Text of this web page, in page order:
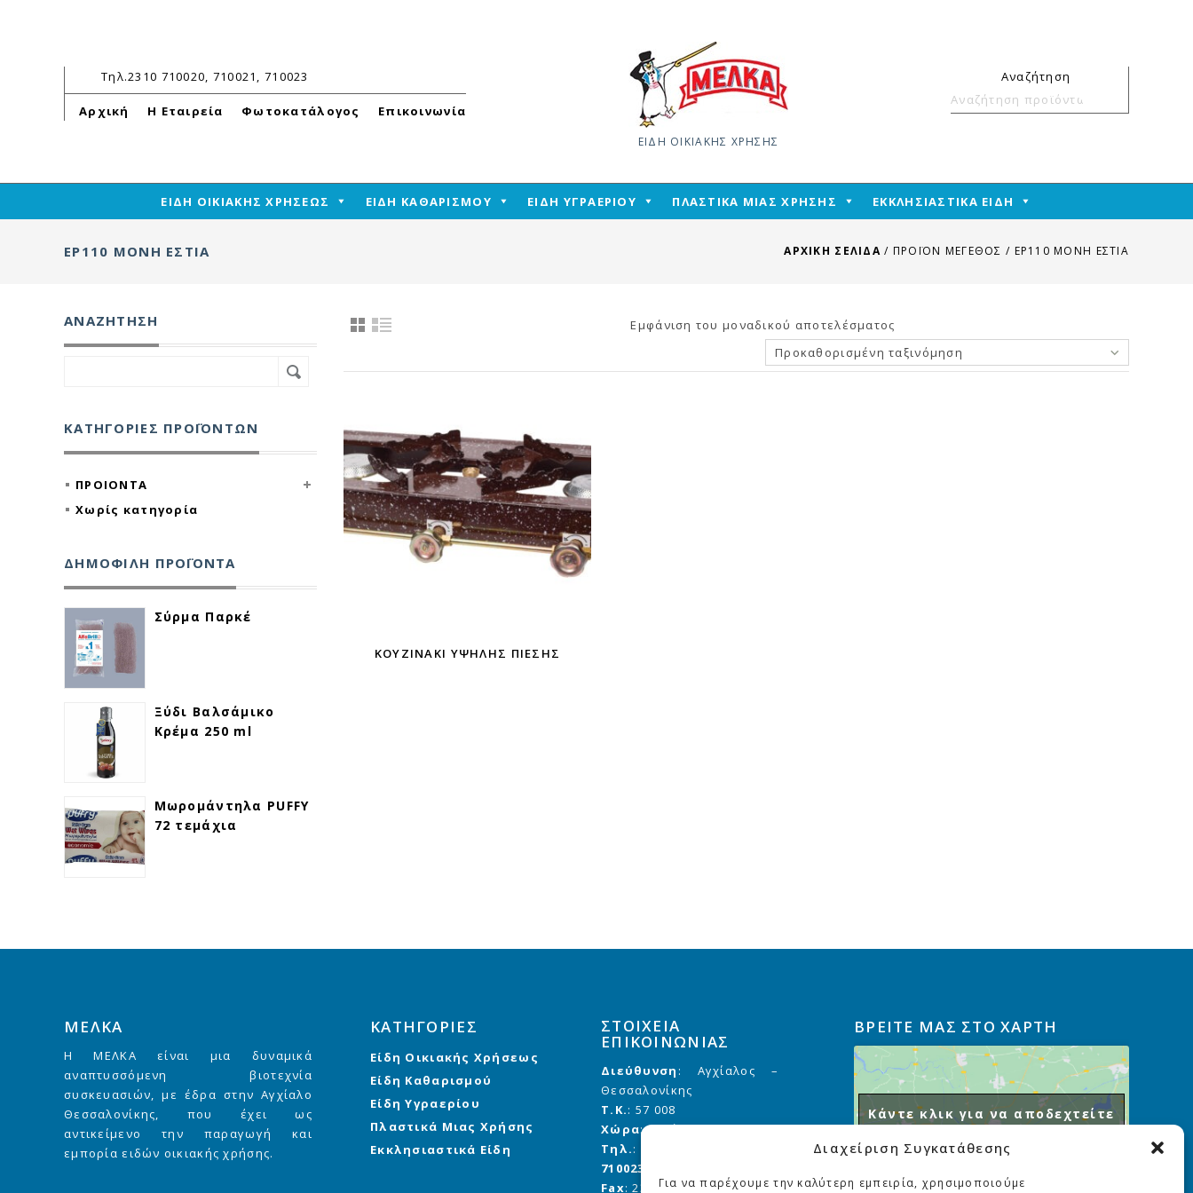
Διαχείριση Συγκατάθεσης
Για να παρέχουμε την καλύτερη εμπειρία, χρησιμοποιούμε
Τηλ.2310 710020, 710021, 710023
Αρχική Η Εταιρεία Φωτοκατάλογος Επικοινωνία
ΕΙΔΗ ΟΙΚΙΑΚΗΣ ΧΡΗΣΗΣ
Αναζήτηση
Αναζήτηση
για:
ΕΙΔΗ ΟΙΚΙΑΚΗΣ ΧΡΗΣΕΩΣ ΕΙΔΗ ΚΑΘΑΡΙΣΜΟΥ ΕΙΔΗ ΥΓΡΑΕΡΙΟΥ ΠΛΑΣΤΙΚΑ ΜΙΑΣ ΧΡΗΣΗΣ ΕΚΚΛΗΣΙΑΣΤΙΚΑ ΕΙΔΗ
ΕΡ110 ΜΟΝΉ ΕΣΤΊΑ ΑΡΧΙΚΉ ΣΕΛΊΔΑ/ ΠΡΟΪΌΝ ΜΕΓΕΘΟΣ / ΕΡ110 ΜΟΝΉ ΕΣΤΊΑ
Εμφάνιση του μοναδικού αποτελέσματος
Προκαθορισμένη ταξινόμηση
ΚΟΥΖΙΝΆΚΙ ΥΨΗΛΉΣ ΠΊΕΣΗΣ
ΑΝΑΖΉΤΗΣΗ
ΚΑΤΗΓΟΡΊΕΣ ΠΡΟΪΌΝΤΩΝ
ΠΡΟΙΟΝΤΑ
Χωρίς κατηγορία
ΔΗΜΟΦΙΛΗ ΠΡΟΪΟΝΤΑ
Σύρμα Παρκέ
Ξύδι Βαλσάμικο
Κρέμα 250 ml
Μωρομάντηλα PUFFY
72 τεμάχια
ΜΕΛΚΑ
Η ΜΕΛΚΑ είναι μια δυναμικά
αναπτυσσόμενη βιοτεχνία
συσκευασιών, με έδρα στην Αγχίαλο
Θεσσαλονίκης, που έχει ως
αντικείμενο την παραγωγή και
εμπορία ειδών οικιακής χρήσης.
ΚΑΤΗΓΟΡΙΕΣ
Είδη Οικιακής Χρήσεως
Είδη Καθαρισμού
Είδη Υγραερίου
Πλαστικά Μιας Χρήσης
Εκκλησιαστικά Είδη
ΣΤΟΙΧΕΙΑ
ΕΠΙΚΟΙΝΩΝΙΑΣ
Διεύθυνση : Αγχίαλος –
Θεσσαλονίκης
Τ.Κ.: 57 008
Χώρα: Ελλάδα
Τηλ.:
710023
Fax: 2310 710 023
ΒΡΕΙΤΕ ΜΑΣ ΣΤΟ ΧΑΡΤΗ
Κάντε κλικ για να αποδεχτείτε
και να ενεργοποιήσετε αυτό
το περιεχόμενο